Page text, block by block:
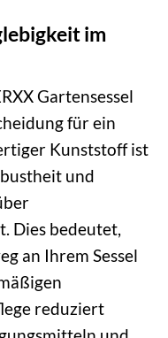
im
Gartensessel
für ein
Kunststoff ist
und
Dies bedeutet,
an Ihrem Sessel
reduziert